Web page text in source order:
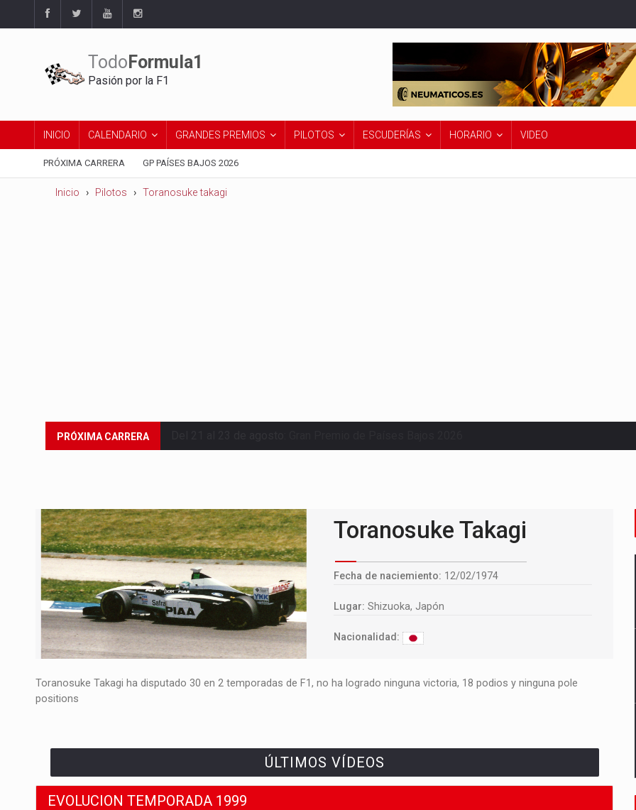
Todo Formula1
Pasión por la F1
INICIO CALENDARIO GRANDES PREMIOS PILOTOS ESCUDERÍAS HORARIO VIDEO
PRÓXIMA CARRERA GP PAÍSES BAJOS 2026
Inicio Pilotos Toranosuke takagi
PRÓXIMA CARRERA
Toranosuke Takagi
Fecha de naciemiento: 12/02/1974
Lugar: Shizuoka, Japón
Nacionalidad:
Toranosuke Takagi ha disputado 30 en 2 temporadas de F1, no ha logrado ninguna victoria, 18 podios y ninguna pole
positions
ÚLTIMOS VÍDEOS
EVOLUCION TEMPORADA 1999